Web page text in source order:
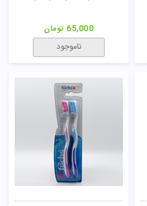
65,000 تومان
ناموجود